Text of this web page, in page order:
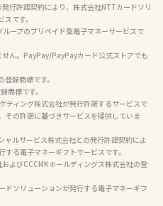
行許諾契約により、株式会社NTTカードソリ
です。
ープのプリペイド型電子マネーサービスで
ん。PayPay/PayPayカード公式ストアでも
録商標です。
商標です。
ティング株式会社が発行許諾するサービスで
その許諾に基づきサービスを提供していま
ャルサービス株式会社との発行許諾契約によ
る電子マネーギフトサービスです。
よびCCCMKホールディングス株式会社の登
ドソリューションが発行する電子マネーギフ